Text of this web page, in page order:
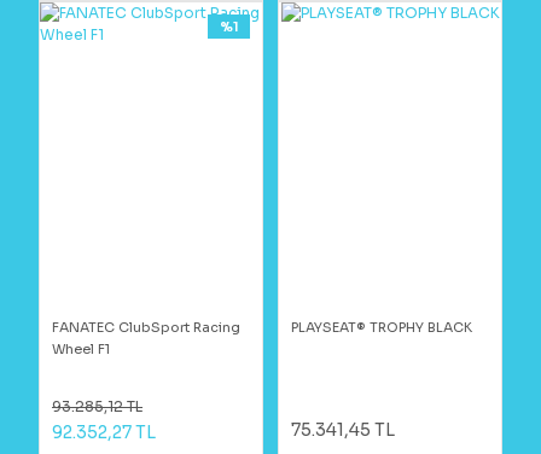
FANATEC ClubSport Racing
Wheel F1
%1
93.285,12 TL
92.352,27 TL
PLAYSEAT® TROPHY BLACK
75.341,45 TL